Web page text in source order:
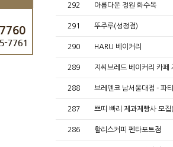
292 아름다운 정원 화수목
291 뚜주루(성정점)
290 HARU 베이커리
289 지씨브레드 베이커리 카페
288 브레덴코 남서울대점 - 파
287 쁘띠 빠리 제과제빵사 모집
286 할리스커피 펜타포트점